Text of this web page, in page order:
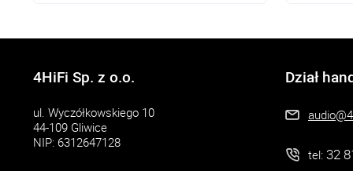
4HiFi Sp. z o.o.
ul. Wyczółkowskiego 10
44-109 Gliwice
NIP: 6312647128
Dział
tel: 32